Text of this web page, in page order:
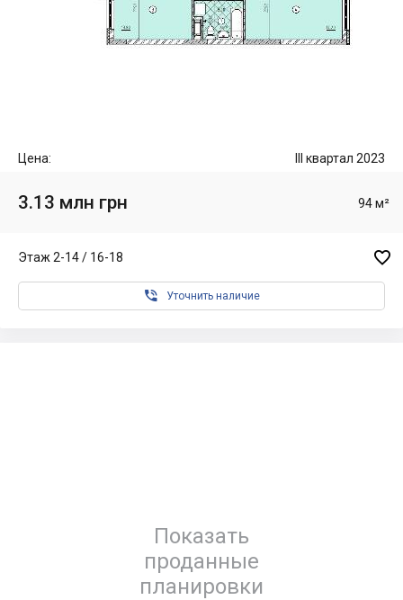
Цена: III квартал 2023
3.13 млн грн 94 м²
Этаж 2-14 / 16-18 
 Уточнить наличие
Показать
проданные
планировки